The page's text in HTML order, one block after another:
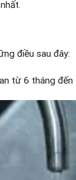
điều sau đây:
từ 6 tháng